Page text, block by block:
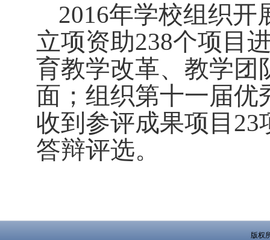
2016年学校组织开
立项资助238个项目
育教学改革、教学团
面；组织第十一届优
收到参评成果项目 23
答辩评选。
版权